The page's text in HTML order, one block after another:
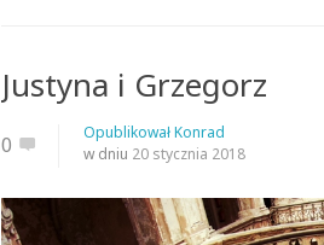
Justyna i Grzegorz
0 OpublikowałKonrad
w dniu 20 stycznia 2018